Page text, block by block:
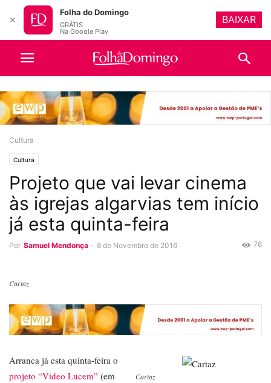
Cultura
Cultura
Projeto que vai levar cinema
às igrejas algarvias tem início
já esta quinta-feira
Por Samuel Mendonça - 8 de Novembro de 2016 76
Cartaz
Cartaz
Arranca já esta quinta-feira o
projeto “Video Lucem” (em
✕
Folha do Domingo
GRÁTIS
Na Google Play
BAIXAR